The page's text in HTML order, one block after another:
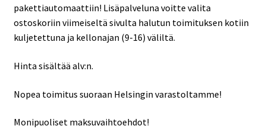
pakettiautomaattiin! Lisäpalveluna voitte valita
ostoskoriin viimeiseltä sivulta halutun toimituksen kotiin
kuljetettuna ja kellonajan (9-16) väliltä.
Hinta sisältää alv:n.
Nopea toimitus suoraan Helsingin varastoltamme!
Monipuoliset maksuvaihtoehdot!